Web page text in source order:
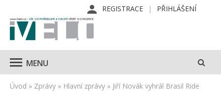
REGISTRACE PŘIHLÁŠENÍ
MENU
Úvod » Zprávy » Hlavní zprávy » Jiří Novák vyhrál Brasil Ride